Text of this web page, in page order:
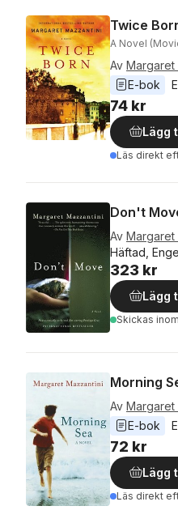
Twice
A Novel
Av Margaret
E-bok
74 kr
Lägg
Läs direkt
Don't
Av Margaret
Häftad,
323 kr
Lägg
Skickas
Morning
Av Margaret
E-bok
72 kr
Lägg
Läs direkt